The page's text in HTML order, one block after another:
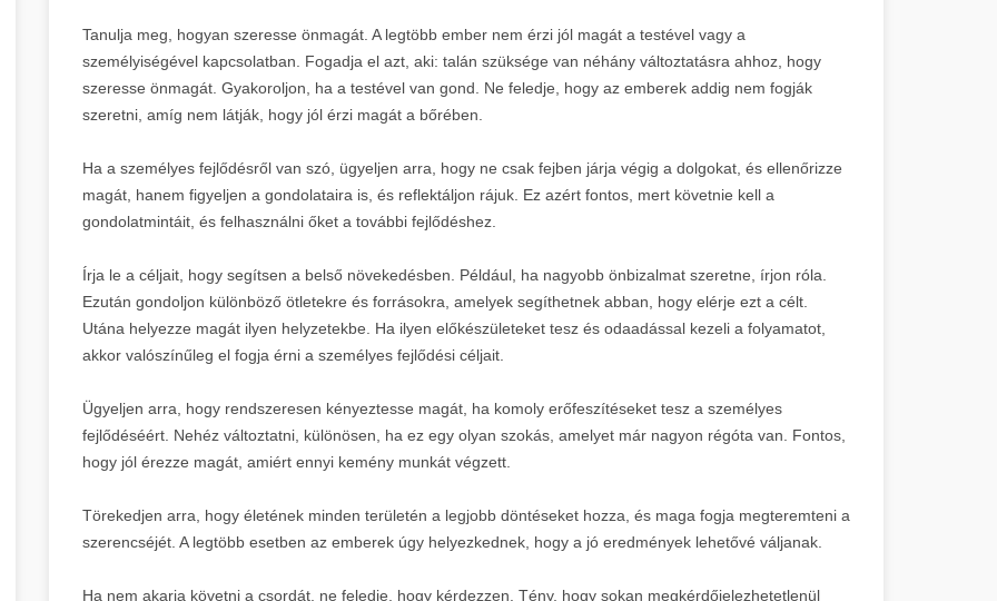
Tanulja meg, hogyan szeresse önmagát. A legtöbb ember nem érzi jól magát a testével vagy a
személyiségével kapcsolatban. Fogadja el azt, aki: talán szüksége van néhány változtatásra ahhoz, hogy
szeresse önmagát. Gyakoroljon, ha a testével van gond. Ne feledje, hogy az emberek addig nem fogják
szeretni, amíg nem látják, hogy jól érzi magát a bőrében.
Ha a személyes fejlődésről van szó, ügyeljen arra, hogy ne csak fejben járja végig a dolgokat, és ellenőrizze
magát, hanem figyeljen a gondolataira is, és reflektáljon rájuk. Ez azért fontos, mert követnie kell a
gondolatmintáit, és felhasználni őket a további fejlődéshez.
Írja le a céljait, hogy segítsen a belső növekedésben. Például, ha nagyobb önbizalmat szeretne, írjon róla.
Ezután gondoljon különböző ötletekre és forrásokra, amelyek segíthetnek abban, hogy elérje ezt a célt.
Utána helyezze magát ilyen helyzetekbe. Ha ilyen előkészületeket tesz és odaadással kezeli a folyamatot,
akkor valószínűleg el fogja érni a személyes fejlődési céljait.
Ügyeljen arra, hogy rendszeresen kényeztesse magát, ha komoly erőfeszítéseket tesz a személyes
fejlődéséért. Nehéz változtatni, különösen, ha ez egy olyan szokás, amelyet már nagyon régóta van. Fontos,
hogy jól érezze magát, amiért ennyi kemény munkát végzett.
Törekedjen arra, hogy életének minden területén a legjobb döntéseket hozza, és maga fogja megteremteni a
szerencséjét. A legtöbb esetben az emberek úgy helyezkednek, hogy a jó eredmények lehetővé váljanak.
Ha nem akarja követni a csordát, ne feledje, hogy kérdezzen. Tény, hogy sokan megkérdőjelezhetetlenül